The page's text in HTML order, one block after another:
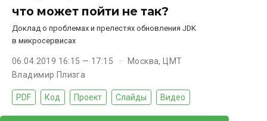
что может пойти не так?
Доклад о проблемах и прелестях обновления JDK
в микросервисах
06.04.2019 16:15 — 17:15
Москва, ЦМТ
Владимир Плизга
PDF Код Проект Слайды Видео